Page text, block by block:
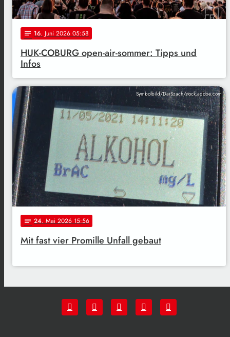
notes 16. Juni 2026 05:58
HUK-COBURG open-air-sommer: Tipps und
Infos
Symbolbild/DarSzach/stock.adobe.com
notes 24. Mai 2026 15:56
Mit fast vier Promille Unfall gebaut